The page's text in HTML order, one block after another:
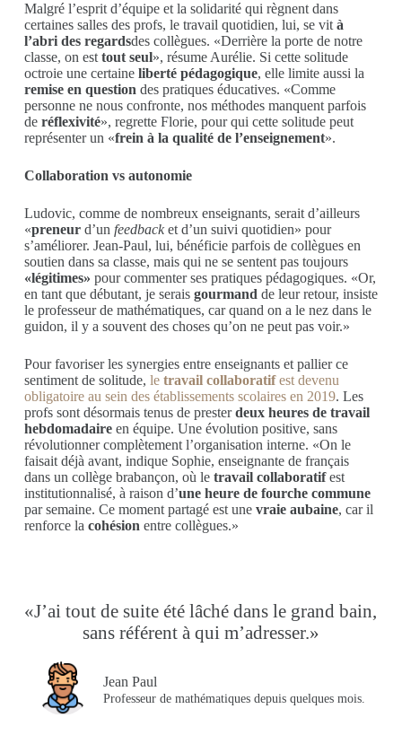
Malgré l’esprit d’équipe et la solidarité qui règnent dans
certaines salles des profs, le travail quotidien, lui, se vit à
l’abri des regardsdes collègues. «Derrière la porte de notre
classe, on est tout seul», résume Aurélie. Si cette solitude
octroie une certaineliberté pédagogique, elle limite aussi la
remise en question des pratiques éducatives. «Comme
personne ne nous confronte, nos méthodes manquent parfois
de réflexivité», regrette Florie, pour qui cette solitude peut
représenter un «frein à la qualité de l’enseignement».
Collaboration vs autonomie
Ludovic, comme de nombreux enseignants, serait d’ailleurs
«preneurd’un feedback et d’un suivi quotidien» pour
s’améliorer. Jean-Paul, lui, bénéficie parfois de collègues en
soutien dans sa classe, mais qui ne se sentent pas toujours
«légitimes» pour commenter ses pratiques pédagogiques. «Or,
en tant que débutant, je serais gourmand de leur retour, insiste
le professeur de mathématiques, car quand on a le nez dans le
guidon, il y a souvent des choses qu’on ne peut pas voir.»
Pour favoriser les synergies entre enseignants et pallier ce
sentiment de solitude, le travail collaboratifest devenu
obligatoire au sein des établissements scolaires en 2019. Les
profs sont désormais tenus de presterdeux heures de travail
hebdomadaireen équipe. Une évolution positive, sans
révolutionner complètement l’organisation interne. «On le
faisait déjà avant, indique Sophie, enseignante de français
dans un collège brabançon, où le travail collaboratifest
institutionnalisé, à raison d’une heure de fourche commune
par semaine. Ce moment partagé est une vraie aubaine, car il
renforce la cohésion entre collègues.»
«J’ai tout de suite été lâché dans le grand bain,
sans référent à qui m’adresser.»
Jean Paul
Professeur de mathématiques depuis quelques mois.